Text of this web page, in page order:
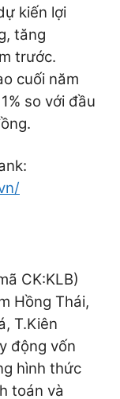
kiến lợi
tăng
trước.
cuối năm
so với đầu
CK:KLB)
Hồng Thái,
T.Kiên
động vốn
hình thức
toán và